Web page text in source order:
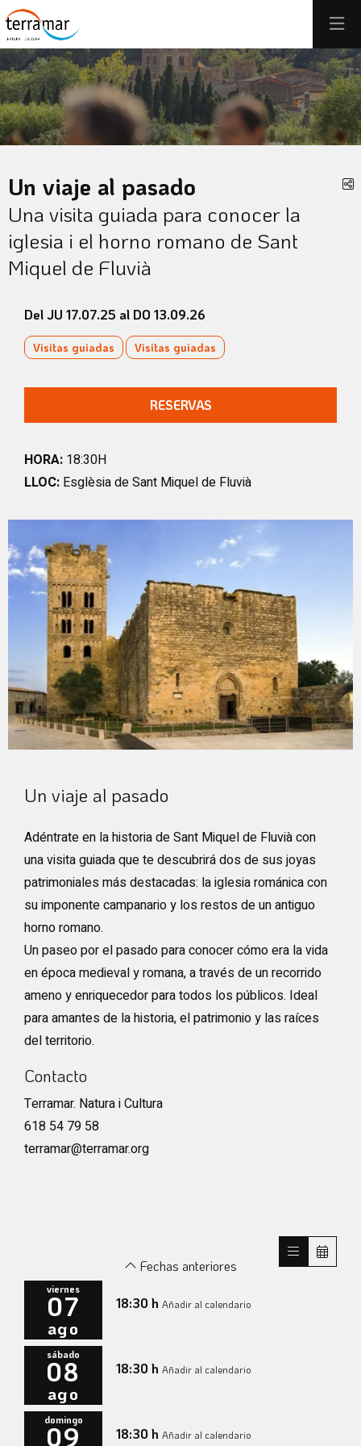
Éste es un carrusel automático. Usa las flechas del teclado o el
Diapositiva 1
Diapositiva 1
Un viaje al pasado
Una visita guiada para conocer la
iglesia i el horno romano de Sant
Miquel de Fluvià
Del JU 17.07.25 al DO 13.09.26
Visitas guiadas Visitas guiadas
RESERVAS
HORA: 18:30H
LLOC: Esglèsia de Sant Miquel de Fluvià
Un viaje al pasado
Adéntrate en la historia de Sant Miquel de Fluvià con
una visita guiada que te descubrirá dos de sus joyas
patrimoniales más destacadas: la iglesia románica con
su imponente campanario y los restos de un antiguo
horno romano.
Un paseo por el pasado para conocer cómo era la vida
en época medieval y romana, a través de un recorrido
ameno y enriquecedor para todos los públicos. Ideal
para amantes de la historia, el patrimonio y las raíces
del territorio.
Contacto
Terramar. Natura i Cultura
618 54 79 58
terramar@terramar.org
Fechas anteriores
viernes
07
ago
18:30 h Añadir al calendario
sábado
08
ago
18:30 h Añadir al calendario
domingo
09 18:30 h Añadir al calendario